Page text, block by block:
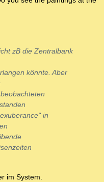
zB die Zentralbank
könnte. Aber
in
im System.